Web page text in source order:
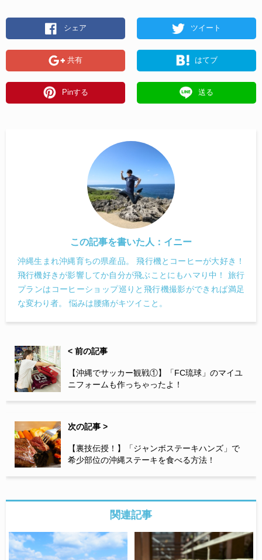
シェア ツイート
共有 はてブ
Pinする 送る
この記事を書いた人： イニー
沖縄生まれ沖縄育ちの県産品。 飛行機とコーヒーが大好き！
飛行機好きが影響してか自分が飛ぶことにもハマり中！ 旅行
プランはコーヒーショップ巡りと飛行機撮影ができれば満足
な変わり者。 悩みは腰痛がキツイこと。
< 前の記事
【沖縄でサッカー観戦①】「FC琉球」のマイユ
ニフォームも作っちゃったよ！
次の記事 >
【裏技伝授！】「ジャンボステーキハンズ」で
希少部位の沖縄ステーキを食べる方法！
関連記事